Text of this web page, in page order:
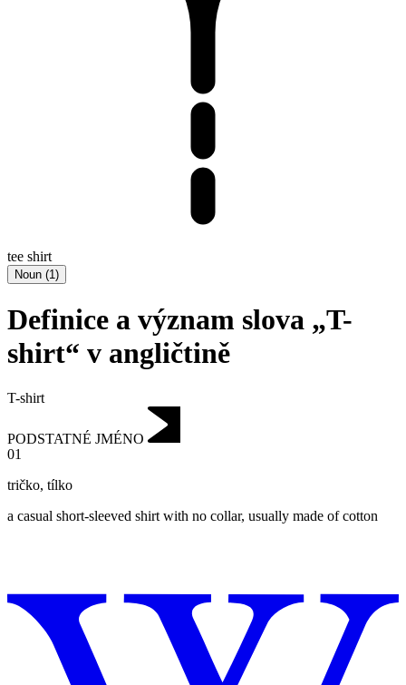
tee shirt
Noun (1)
Definice a význam slova „T-
shirt“ v angličtině
T-shirt
PODSTATNÉ JMÉNO
01
tričko, tílko
a casual short-sleeved shirt with no collar, usually made of cotton